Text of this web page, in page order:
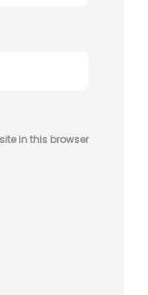
in this browser